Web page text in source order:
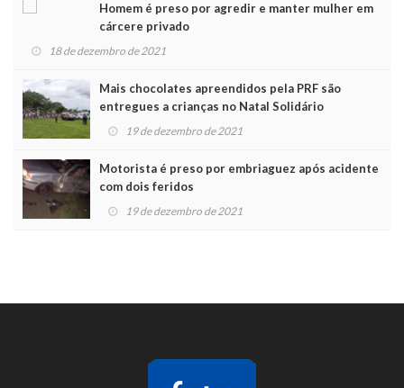
Homem é preso por agredir e manter mulher em
cárcere privado
18 de dezembro de 2021
Mais chocolates apreendidos pela PRF são
entregues a crianças no Natal Solidário
19 de dezembro de 2021
Motorista é preso por embriaguez após acidente
com dois feridos
19 de dezembro de 2021